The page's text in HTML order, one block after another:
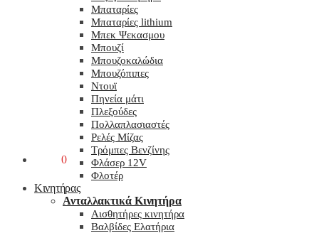
0
Μπαταρίες
Μπαταρίες lithium
Μπεκ Ψεκασμου
Μπουζί
Μπουζοκαλώδια
Μπουζόπιπες
Ντουϊ
Πηνεία μάτι
Πλεξούδες
Πολλαπλασιαστές
Ρελές Μίζας
Τρόμπες Βενζίνης
Φλάσερ 12V
Φλοτέρ
Κινητήρας
Ανταλλακτικά Κινητήρα
Αισθητήρες κινητήρα
Βαλβίδες Ελατήρια